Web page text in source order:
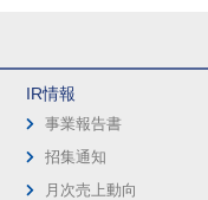
IR情報
事業報告書
招集通知
月次売上動向